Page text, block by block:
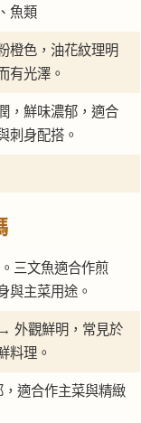
魚類
橙色，油花紋理明
有光澤。
，鮮味濃郁，適合
刺身配搭。
三文魚適合作煎
與主菜用途。
外觀鮮明，常見於
料理。
適合作主菜與精緻